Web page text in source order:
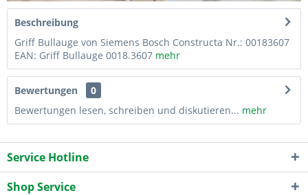
Beschreibung
Griff Bullauge von Siemens Bosch Constructa Nr.: 00183607
EAN: Griff Bullauge 0018.3607 mehr
Bewertungen
0
Bewertungen lesen, schreiben und diskutieren... mehr
Service Hotline
Shop Service